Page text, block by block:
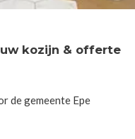
kozijn & offerte
de gemeente Epe